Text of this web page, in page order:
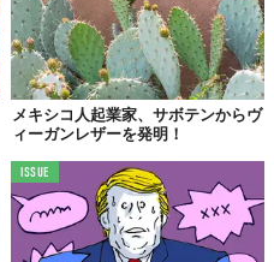
メキシコ人起業家、サボテンからヴ
ィーガンレザーを発明！
ISSUE